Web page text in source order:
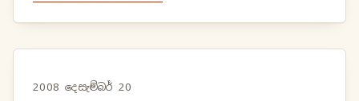
2008 දෙසැම්බර් 20